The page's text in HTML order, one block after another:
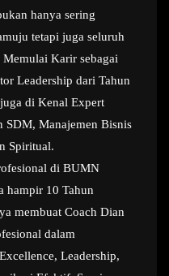
hanya sering
tetapi juga seluruh
Karir sebagai
Leadership dari Tahun
di Kenal Expert
SDM, Manajemen Bisnis
Spiritual.
di BUMN
hampir 10 Tahun
membuat Coach Dian
dalam
Leadership,